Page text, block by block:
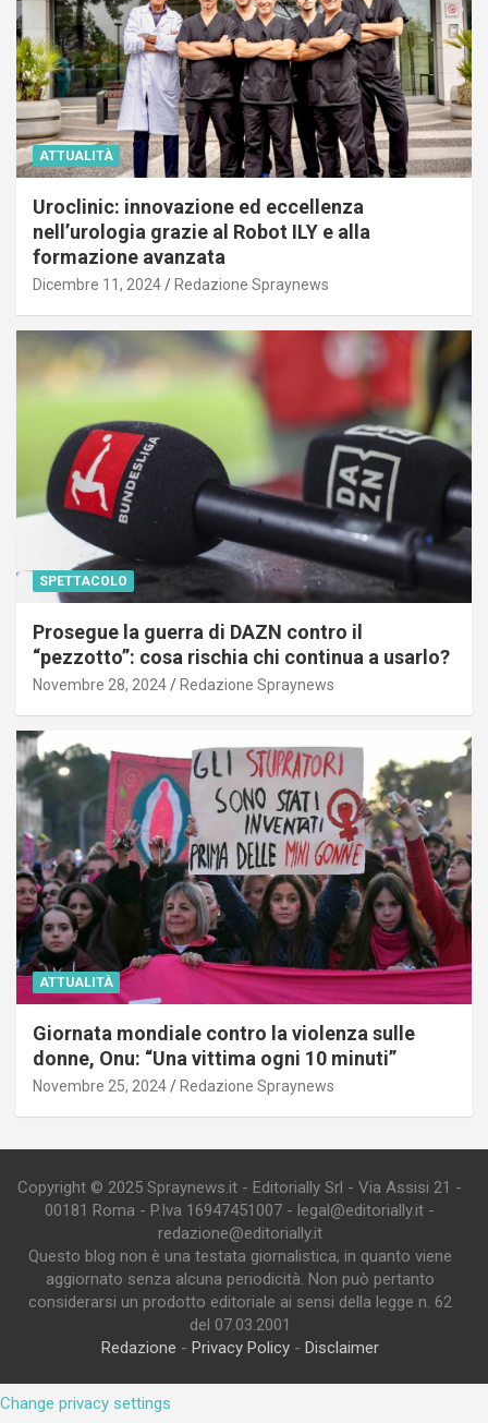
ATTUALITÀ
Uroclinic: innovazione ed eccellenza
nell’urologia grazie al Robot ILY e alla
formazione avanzata
Dicembre 11, 2024 Redazione Spraynews
SPETTACOLO
Prosegue la guerra di DAZN contro il
“pezzotto”: cosa rischia chi continua a usarlo?
Novembre 28, 2024 Redazione Spraynews
ATTUALITÀ
Giornata mondiale contro la violenza sulle
donne, Onu: “Una vittima ogni 10 minuti”
Novembre 25, 2024 Redazione Spraynews
Copyright © 2025 Spraynews.it - Editorially Srl - Via Assisi 21 -
00181 Roma - P.Iva 16947451007 - legal@editorially.it -
redazione@editorially.it
Questo blog non è una testata giornalistica, in quanto viene
aggiornato senza alcuna periodicità. Non può pertanto
considerarsi un prodotto editoriale ai sensi della legge n. 62
del 07.03.2001
Redazione - Privacy Policy- Disclaimer
Change privacy settings